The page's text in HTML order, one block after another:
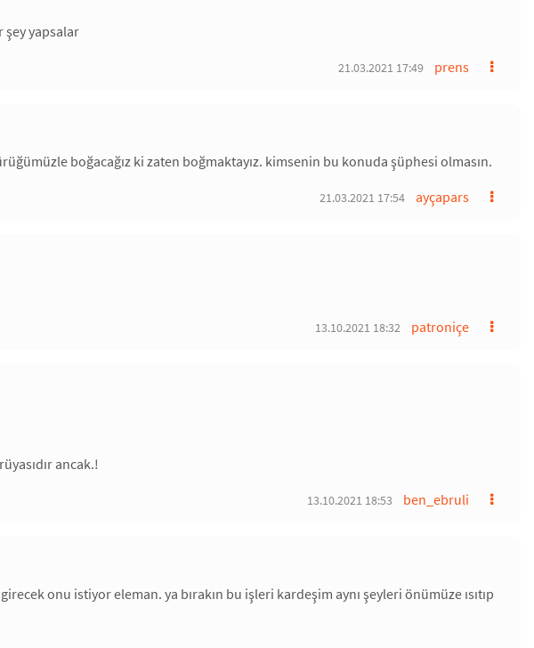
şey yapsalar
prens
21.03.2021 17:49
boğacağız ki zaten boğmaktayız. kimsenin bu konuda şüphesi olmasın.
ayçapars
21.03.2021 17:54
patroniçe
13.10.2021 18:32
ancak.!
ben_ebruli
13.10.2021 18:53
onu istiyor eleman. ya bırakın bu işleri kardeşim aynı şeyleri önümüze ısıtıp